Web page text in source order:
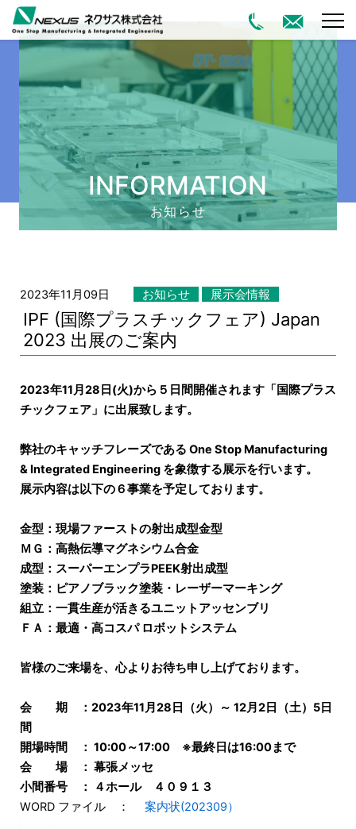
HOME
お知らせ
INFORMATION
2023年11月09日 お知らせ 展示会情報
IPF (国際プラスチックフェア) Japan
2023 出展のご案内
2023年11月28日(火)から５日間開催されます「国際プラス
チックフェア」に出展致します。
弊社のキャッチフレーズである One Stop Manufacturing
& Integrated Engineering を象徴する展示を行います。
展示内容は以下の６事業を予定しております。
金型：現場ファーストの射出成型金型
ＭＧ：高熱伝導マグネシウム合金
成型：スーパーエンプラPEEK射出成型
塗装：ピアノブラック塗装・レーザーマーキング
組立：一貫生産が活きるユニットアッセンブリ
ＦＡ：最適・高コスパ ロボットシステム
皆様のご来場を、心よりお待ち申し上げております。
会 期 ：2023年11月28日（火）～ 12月2日（土）5日
間
開場時間 ： 10:00～17:00 ※最終日は16:00まで
会 場 ： 幕張メッセ
小間番号 ： ４ホール
４０９１３
WORD ファイル ： 案内状(202309）